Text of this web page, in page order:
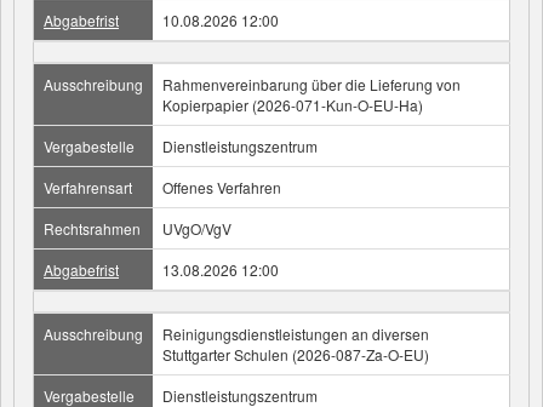
Abgabefrist
10.08.2026 12:00
Ausschreibung
Rahmenvereinbarung über die Lieferung von
Kopierpapier (2026-071-Kun-O-EU-Ha)
Vergabestelle
Dienstleistungszentrum
Verfahrensart
Offenes Verfahren
Rechtsrahmen
UVgO/VgV
Abgabefrist
13.08.2026 12:00
Ausschreibung
Reinigungsdienstleistungen an diversen
Stuttgarter Schulen (2026-087-Za-O-EU)
Vergabestelle
Dienstleistungszentrum